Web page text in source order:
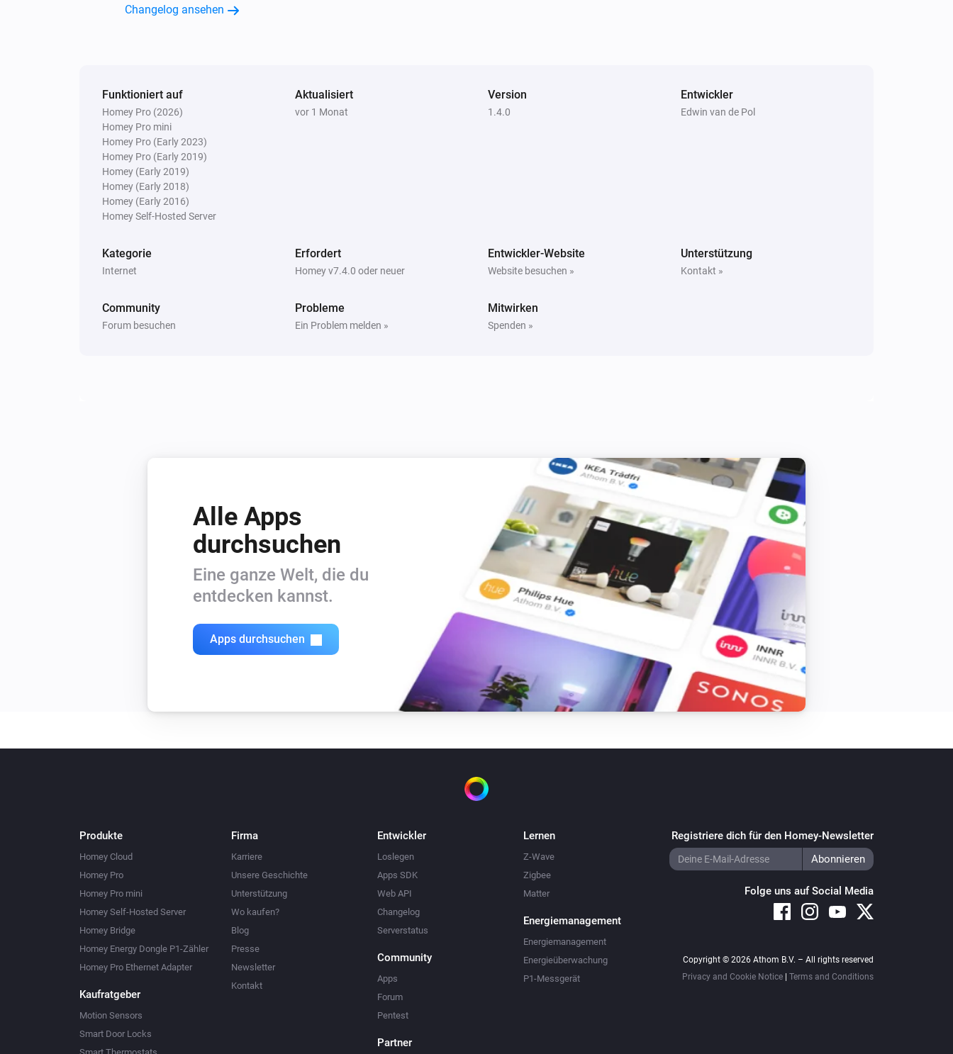
Changelog ansehen
Funktioniert auf
Homey Pro (2026)
Homey Pro mini
Homey Pro (Early 2023)
Homey Pro (Early 2019)
Homey (Early 2019)
Homey (Early 2018)
Homey (Early 2016)
Homey Self-Hosted Server
Aktualisiert
vor 1 Monat
Version
1.4.0
Entwickler
Edwin van de Pol
Kategorie
Internet
Erfordert
Homey v7.4.0 oder neuer
Entwickler-Website
Website besuchen »
Unterstützung
Kontakt »
Community
Forum besuchen
Probleme
Ein Problem melden »
Mitwirken
Spenden »
Alle Apps
durchsuchen
Eine ganze Welt, die du
entdecken kannst.
Apps durchsuchen
Produkte
Homey Cloud
Homey Pro
Homey Pro mini
Homey Self-Hosted Server
Homey Bridge
Homey Energy Dongle P1-Zähler
Homey Pro Ethernet Adapter
Kaufratgeber
Motion Sensors
Smart Door Locks
Firma
Karriere
Unsere Geschichte
Unterstützung
Wo kaufen?
Blog
Presse
Newsletter
Kontakt
Entwickler
Loslegen
Apps SDK
Web API
Changelog
Serverstatus
Community
Apps
Forum
Pentest
Partner
Lernen
Z-Wave
Zigbee
Matter
Energiemanagement
Energiemanagement
Energieüberwachung
P1-Messgerät
Registriere dich für den Homey-Newsletter
Folge uns auf Social Media
Copyright © 2026 Athom B.V. – All rights reserved
Privacy and Cookie Notice
Terms and Conditions